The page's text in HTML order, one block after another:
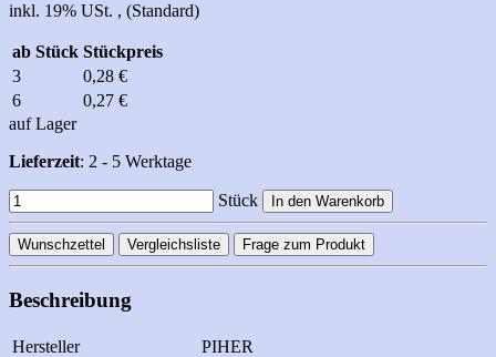
inkl. 19% USt. , (Standard)
ab Stück Stückpreis
3
0,28 €
6
0,27 €
auf Lager
Lieferzeit: 2 - 5 Werktage
Stück In den Warenkorb
Wunschzettel Vergleichsliste Frage zum Produkt
Beschreibung
Hersteller
PIHER